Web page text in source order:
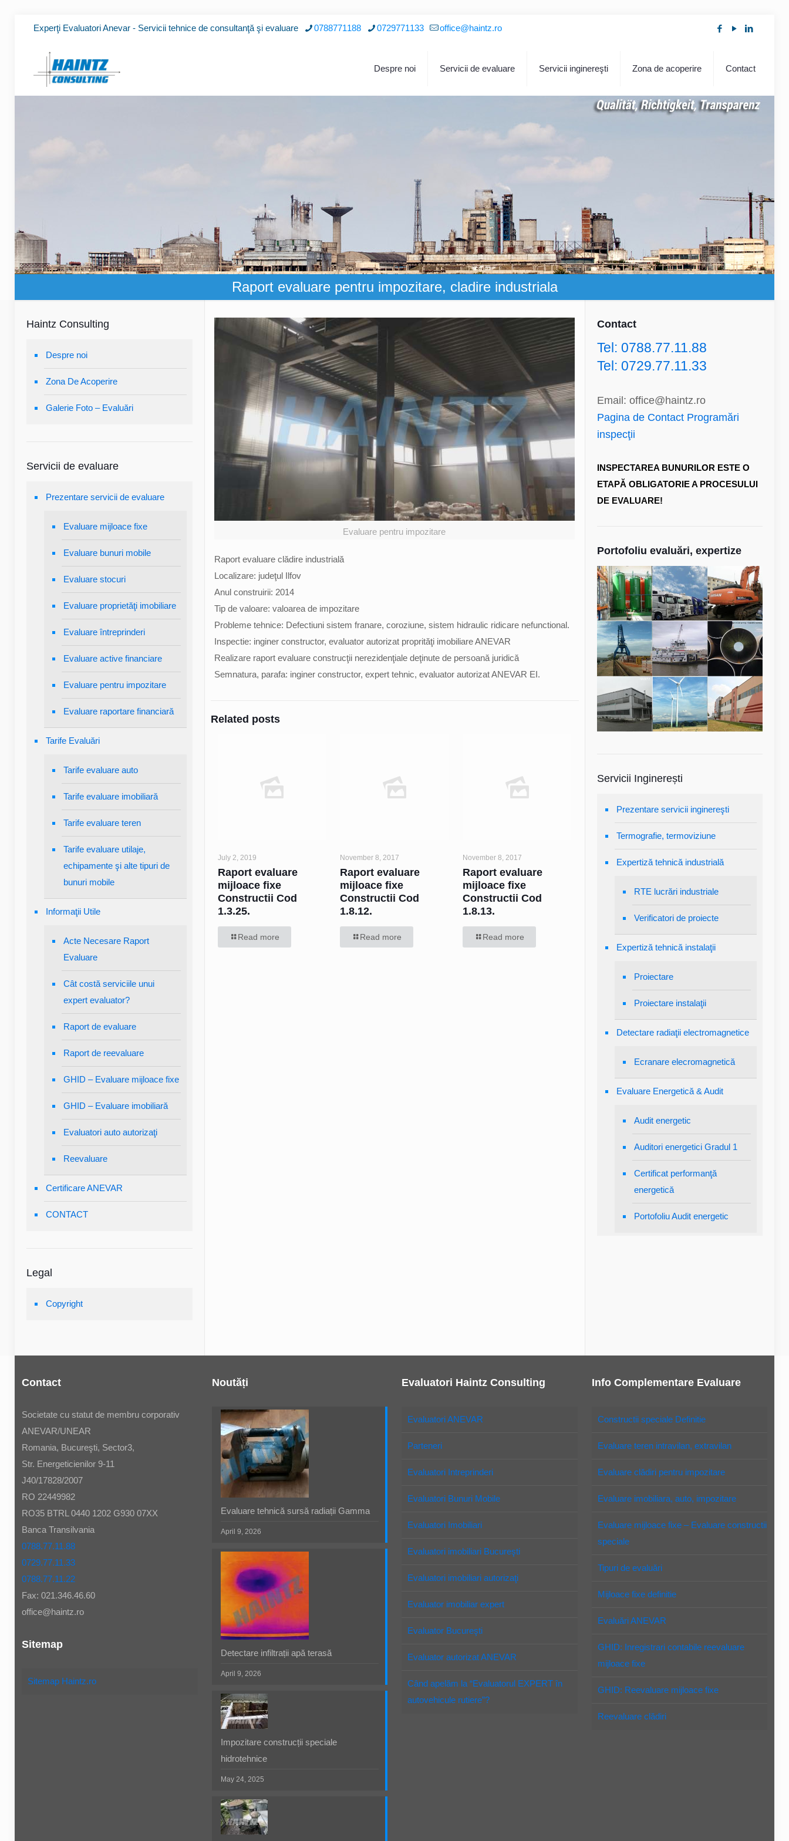
Experţi Evaluatori Anevar - Servicii tehnice de consultanţă şi evaluare 0788771188 0729771133 office@haintz.ro
Despre noi Servicii de evaluare Servicii inginereşti Zona de acoperire Contact
Raport evaluare pentru impozitare, cladire industriala
Evaluare pentru impozitare
Raport evaluare clădire industrială
Localizare: judeţul Ilfov
Anul construirii: 2014
Tip de valoare: valoarea de impozitare
Probleme tehnice: Defectiuni sistem franare, coroziune, sistem hidraulic ridicare nefunctional.
Inspectie: inginer constructor, evaluator autorizat proprităţi imobiliare ANEVAR
Realizare raport evaluare construcţii nerezidenţiale deţinute de persoană juridică
Semnatura, parafa: inginer constructor, expert tehnic, evaluator autorizat ANEVAR EI.
Related posts
July 2, 2019
Raport evaluare
mijloace fixe
Constructii Cod
1.3.25.
Read more
November 8, 2017
Raport evaluare
mijloace fixe
Constructii Cod
1.8.12.
Read more
November 8, 2017
Raport evaluare
mijloace fixe
Constructii Cod
1.8.13.
Read more
Haintz Consulting
Despre noi
Zona De Acoperire
Galerie Foto – Evaluări
Servicii de evaluare
Prezentare servicii de evaluare
Evaluare mijloace fixe
Evaluare bunuri mobile
Evaluare stocuri
Evaluare proprietăţi imobiliare
Evaluare întreprinderi
Evaluare active financiare
Evaluare pentru impozitare
Evaluare raportare financiară
Tarife Evaluări
Tarife evaluare auto
Tarife evaluare imobiliară
Tarife evaluare teren
Tarife evaluare utilaje,
echipamente şi alte tipuri de
bunuri mobile
Informaţii Utile
Acte Necesare Raport
Evaluare
Cât costă serviciile unui
expert evaluator?
Raport de evaluare
Raport de reevaluare
GHID – Evaluare mijloace fixe
GHID – Evaluare imobiliară
Evaluatori auto autorizaţi
Reevaluare
Certificare ANEVAR
CONTACT
Legal
Copyright
Contact
Tel: 0788.77.11.88
Tel: 0729.77.11.33
Email: office@haintz.ro
Pagina de Contact Programări
inspecţii
INSPECTAREA BUNURILOR ESTE O
ETAPĂ OBLIGATORIE A PROCESULUI
DE EVALUARE!
Portofoliu evaluări, expertize
Servicii Inginerești
Prezentare servicii inginereşti
Termografie, termoviziune
Expertiză tehnică industrială
RTE lucrări industriale
Verificatori de proiecte
Expertiză tehnică instalaţii
Proiectare
Proiectare instalaţii
Detectare radiaţii electromagnetice
Ecranare elecromagnetică
Evaluare Energetică & Audit
Audit energetic
Auditori energetici Gradul 1
Certificat performanţă
energetică
Portofoliu Audit energetic
Contact
Societate cu statut de membru corporativ
ANEVAR/UNEAR
Romania, Bucureşti, Sector3,
Str. Energeticienilor 9-11
J40/17828/2007
RO 22449982
RO35 BTRL 0440 1202 G930 07XX
Banca Transilvania
0788.77.11.88
0729.77.11.33
0788.77.11.22
Fax: 021.346.46.60
office@haintz.ro
Sitemap
Sitemap Haintz.ro
Noutăți
Evaluare tehnică sursă radiații Gamma
April 9, 2026
Detectare infiltrații apă terasă
April 9, 2026
Impozitare construcții speciale
hidrotehnice
May 24, 2025
Evaluatori Haintz Consulting
Evaluatori ANEVAR
Parteneri
Evaluatori Intreprinderi
Evaluatori Bunuri Mobile
Evaluatori Imobiliari
Evaluatori imobiliari Bucureşti
Evaluatori imobiliari autorizaţi
Evaluator imobiliar expert
Evaluator Bucureşti
Evaluator autorizat ANEVAR
Când apelăm la “Evaluatorul EXPERT în
autovehicule rutiere”?
Info Complementare Evaluare
Constructii speciale Definitie
Evaluare teren intravilan, extravilan
Evaluare clădiri pentru impozitare
Evaluare imobiliara, auto, impozitare
Evaluare mijloace fixe – Evaluare constructii
speciale
Tipuri de evaluări
Mijloace fixe definitie
Evaluări ANEVAR
GHID: Inregistrari contabile reevaluare
mijloace fixe
GHID: Reevaluare mijloace fixe
Reevaluare clădiri